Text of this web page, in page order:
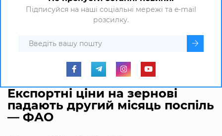
Підписуйся на наші соціальні мережі та e-mail
розсилку.
Експортні ціни на зернові
падають другий місяць поспіль
— ФАО